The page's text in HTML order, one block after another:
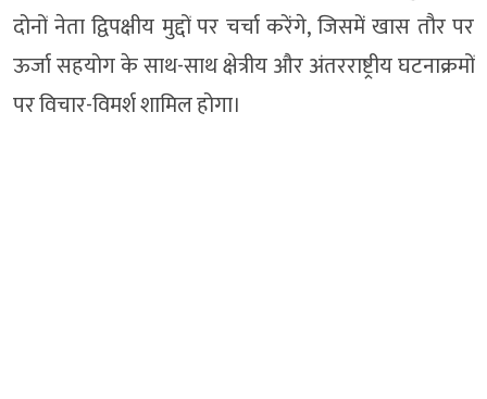
दोनों नेता द्विपक्षीय मुद्दों पर चर्चा करेंगे, जिसमें खास तौर पर
ऊर्जा सहयोग के साथ-साथ क्षेत्रीय और अंतरराष्ट्रीय घटनाक्रमों
पर विचार-विमर्श शामिल होगा।